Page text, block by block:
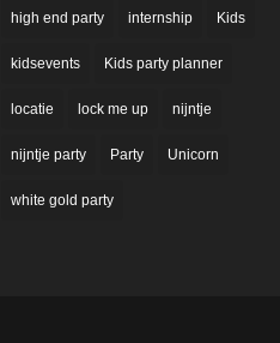
high end party internship Kids
kidsevents Kids party planner
locatie lock me up nijntje
nijntje party Party Unicorn
white gold party